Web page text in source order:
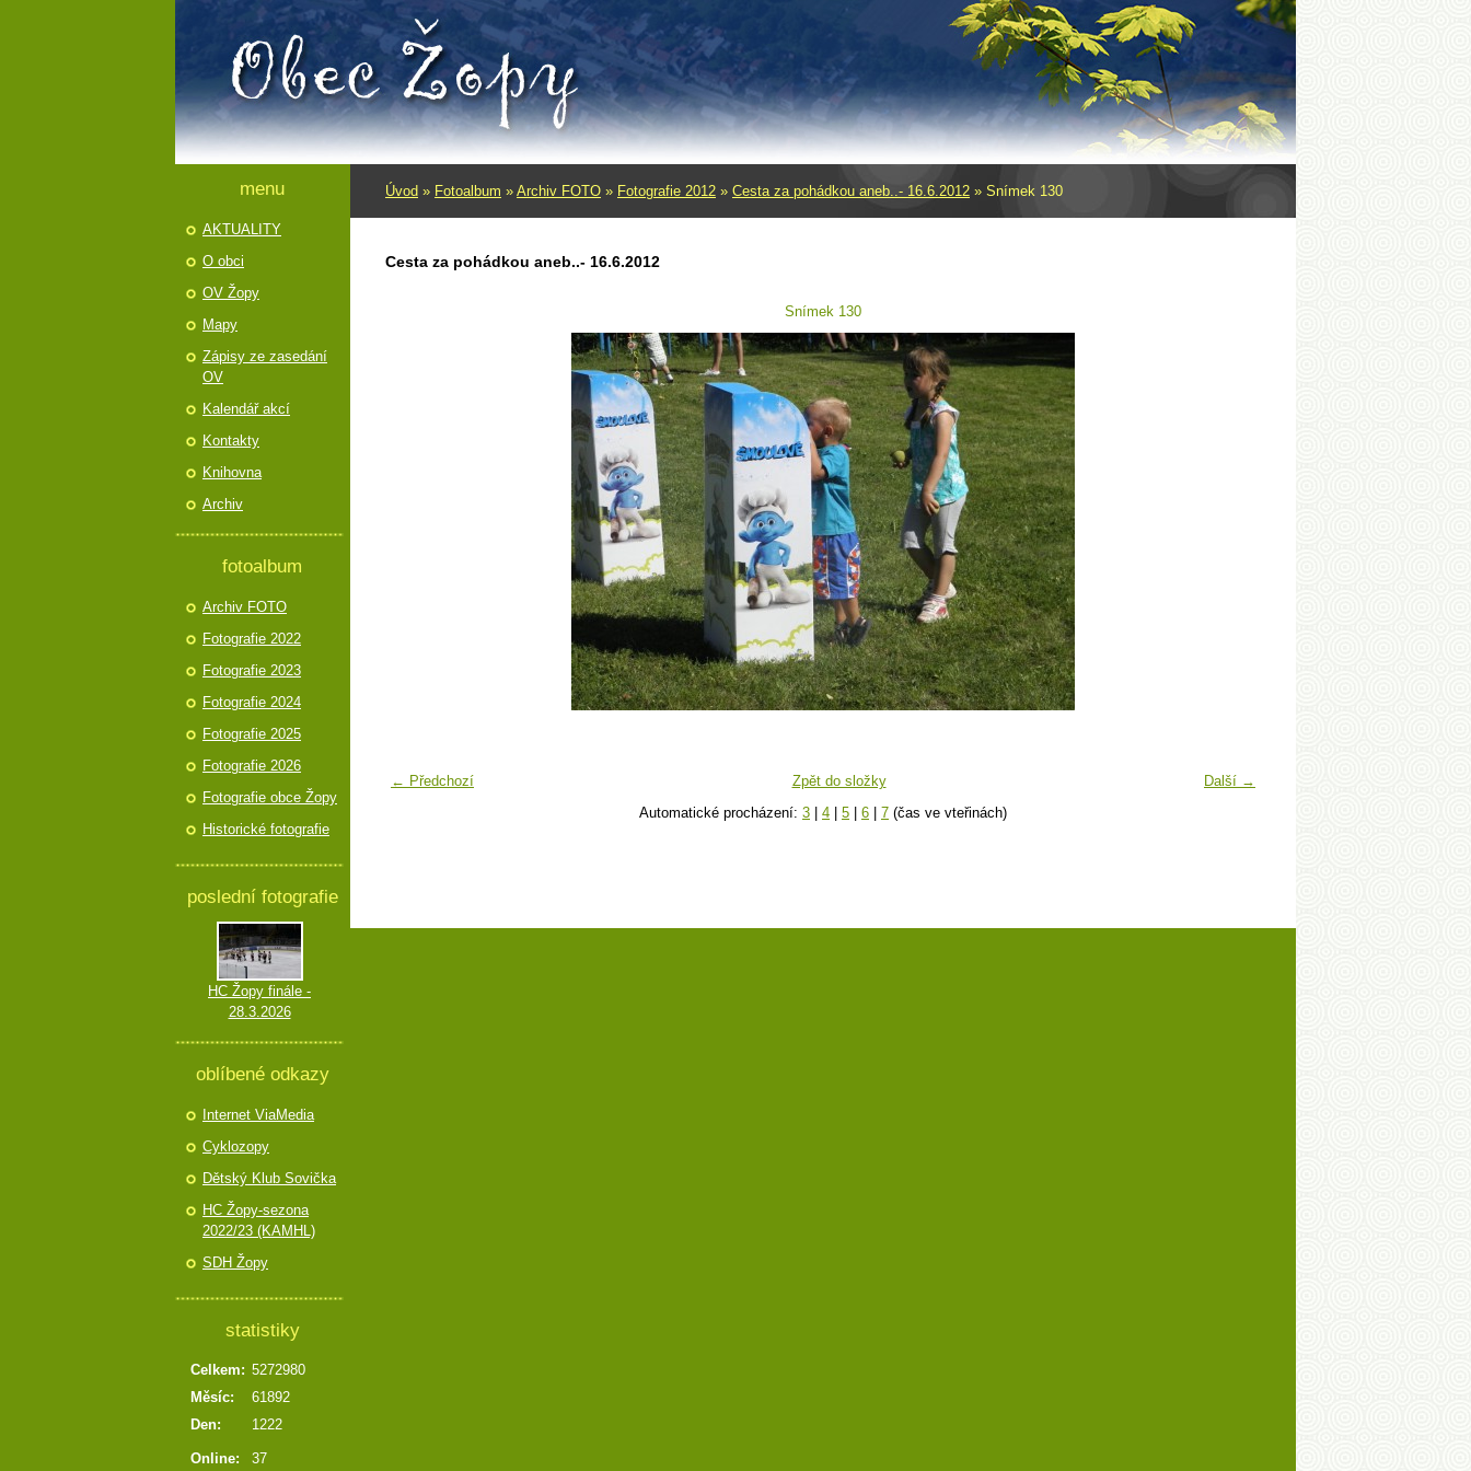
Úvod » Fotoalbum » Archiv FOTO » Fotografie 2012 » Cesta za pohádkou aneb..- 16.6.2012 » Snímek 130
Cesta za pohádkou aneb..- 16.6.2012
Snímek 130
← Předchozí Další →
Zpět do složky
Automatické procházení: 3 4 5 6 7 (čas ve vteřinách)
menu
AKTUALITY
O obci
OV Žopy
Mapy
Zápisy ze zasedání
OV
Kalendář akcí
Kontakty
Knihovna
Archiv
fotoalbum
Archiv FOTO
Fotografie 2022
Fotografie 2023
Fotografie 2024
Fotografie 2025
Fotografie 2026
Fotografie obce Žopy
Historické fotografie
poslední fotografie
HC Žopy finále -
28.3.2026
oblíbené odkazy
Internet ViaMedia
Cyklozopy
Dětský Klub Sovička
HC Žopy-sezona
2022/23 (KAMHL)
SDH Žopy
statistiky
Online: 37
Celkem: 5272980
Měsíc:
61892
Den:
1222